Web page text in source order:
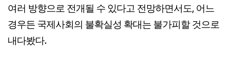
여러 방향으로 전개될 수 있다고 전망하면서도, 어느
경우든 국제사회의 불확실성 확대는 불가피할 것으로
내다봤다.